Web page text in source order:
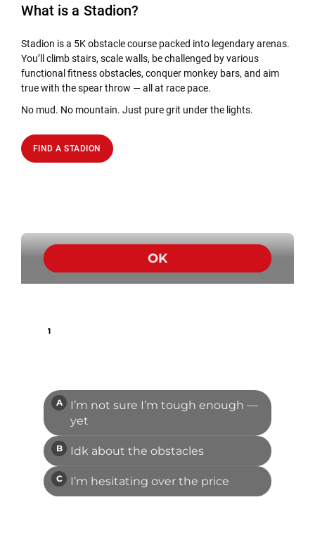
What is a Stadion?
Stadion is a 5K obstacle course packed into legendary arenas.
You’ll climb stairs, scale walls, be challenged by various
functional fitness obstacles, conquer monkey bars, and aim
true with the spear throw — all at race pace.
No mud. No mountain. Just pure grit under the lights.
FIND A STADION